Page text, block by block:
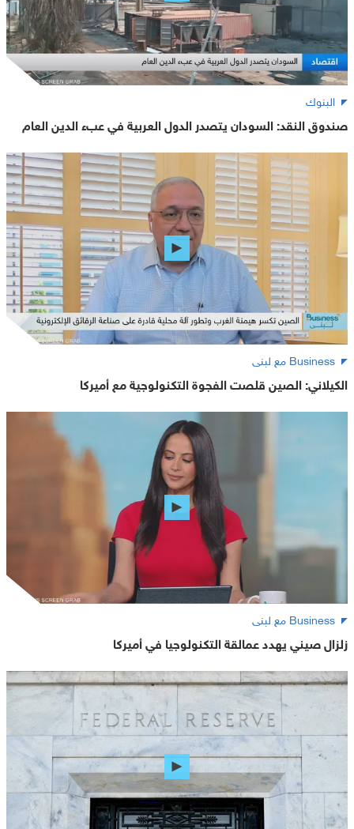
البنوك
صندوق النقد: السودان يتصدر الدول العربية في عبء الدين العام
Business مع لبنى
الكيلاني: الصين قلصت الفجوة التكنولوجية مع أميركا
Business مع لبنى
زلزال صيني يهدد عمالقة التكنولوجيا في أميركا